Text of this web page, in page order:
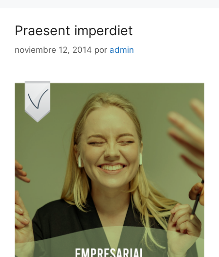
Praesent imperdiet
noviembre 12, 2014 por admin